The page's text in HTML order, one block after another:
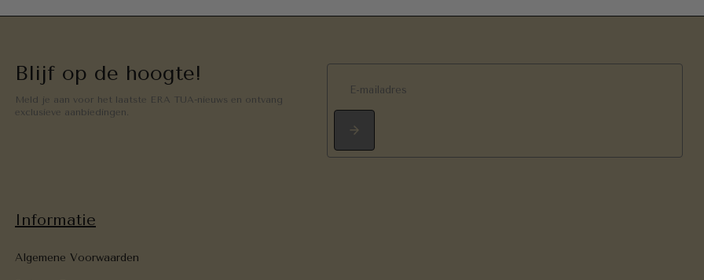
Blijf op de hoogte!
Meld je aan voor het laatste ERA TUA-nieuws en ontvang
exclusieve aanbiedingen.
Informatie
Algemene Voorwaarden